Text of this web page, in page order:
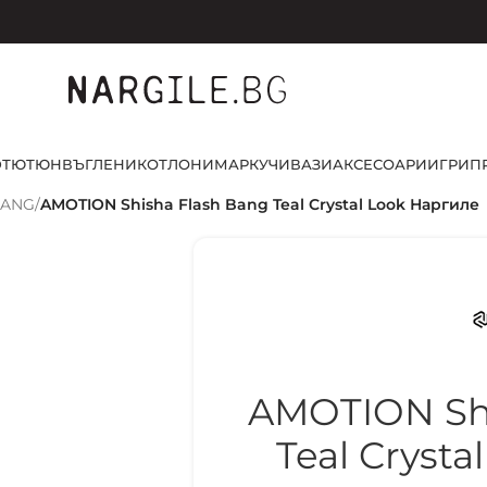
ТЮТЮНВЪГЛЕНИКОТЛОНИМАРКУЧИВАЗИАКСЕСОАРИИГРИ
/AMOTION Shisha Flash Bang Teal Crystal Look Наргиле
AMOTION
Teal